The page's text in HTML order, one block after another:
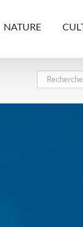
NATURE